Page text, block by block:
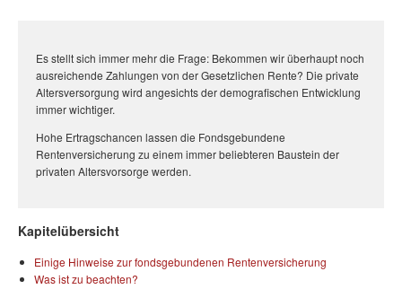
Es stellt sich immer mehr die Frage: Bekommen wir überhaupt noch
ausreichende Zahlungen von der Gesetzlichen Rente? Die private
Altersversorgung wird angesichts der demografischen Entwicklung
immer wichtiger.
Hohe Ertragschancen lassen die Fondsgebundene
Rentenversicherung zu einem immer beliebteren Baustein der
privaten Altersvorsorge werden.
Kapitelübersicht
Einige Hinweise zur fondsgebundenen Rentenversicherung
Was ist zu beachten?